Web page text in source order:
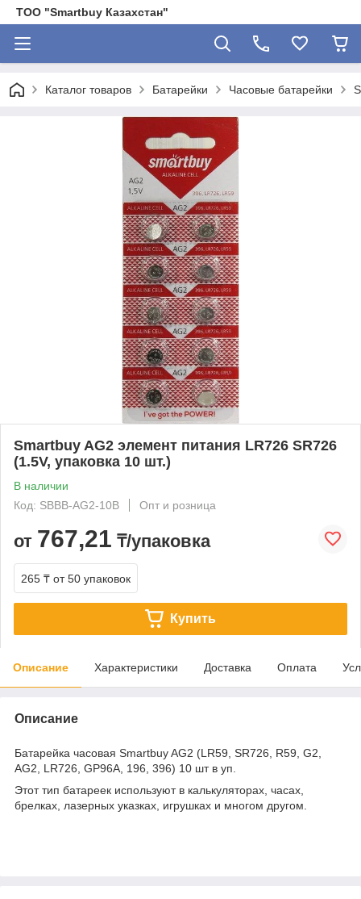
ТОО "Smartbuy Казахстан"
Каталог товаров Батарейки Часовые батарейки
Smartbuy AG2 элемент питания LR726 SR726
(1.5V, упаковка 10 шт.)
В наличии
Код: SBBB-AG2-10B
Опт и розница
от 767,21 ₸/упаковка
265 ₸ от 50 упаковок
Купить
Описание Характеристики Доставка Оплата
Описание
Батарейка часовая Smartbuy AG2 (LR59, SR726, R59, G2,
AG2, LR726, GP96A, 196, 396) 10 шт в уп.
Этот тип батареек используют в калькуляторах, часах,
брелках, лазерных указках, игрушках и многом другом.